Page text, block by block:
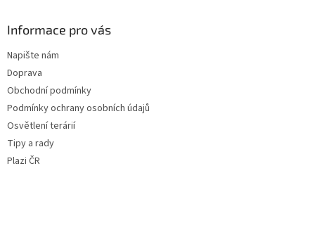
Informace pro vás
Napište nám
Doprava
Obchodní podmínky
Podmínky ochrany osobních údajů
Osvětlení terárií
Tipy a rady
Plazi ČR